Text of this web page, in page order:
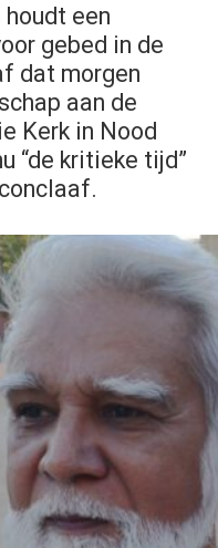
een
gebed in de
dat morgen
aan de
Kerk in Nood
“de kritieke tijd”